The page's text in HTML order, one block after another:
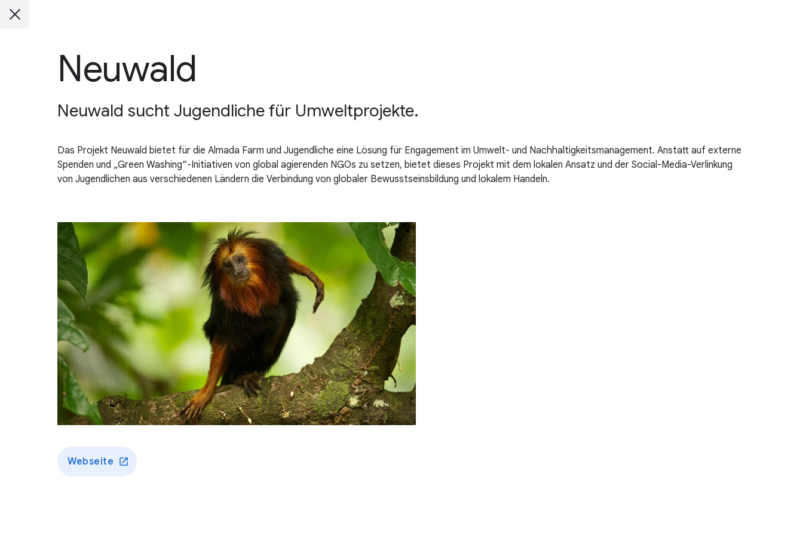
Neuwald
Neuwald sucht Jugendliche für Umweltprojekte.
Das Projekt Neuwald bietet für die Almada Farm und Jugendliche eine Lösung für Engagement im Umwelt- und Nachhaltigkeitsmanagement. Anstatt auf externe
Spenden und „Green Washing“-Initiativen von global agierenden NGOs zu setzen, bietet dieses Projekt mit dem lokalen Ansatz und der Social-Media-Verlinkung
von Jugendlichen aus verschiedenen Ländern die Verbindung von globaler Bewusstseinsbildung und lokalem Handeln.
Webseite